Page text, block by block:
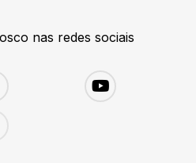
nas redes sociais